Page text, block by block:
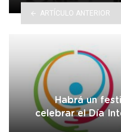
ARTÍCULO ANTERIOR
Habrá un
celebrar el Día